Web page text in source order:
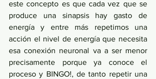
este concepto es que cada vez que se
produce una sinapsis hay gasto de
energía y entre más repetimos una
acción el nivel de energía que necesita
esa conexión neuronal va a ser menor
precisamente porque ya conoce el
proceso y BINGO!, de tanto repetir una